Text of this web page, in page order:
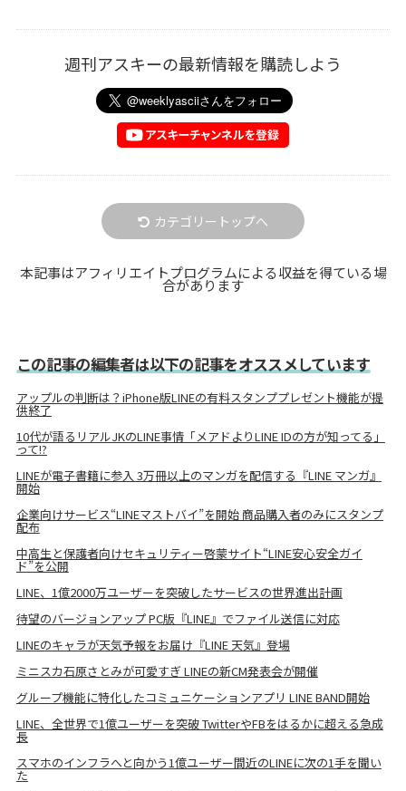
週刊アスキーの最新情報を購読しよう
カテゴリートップへ
本記事はアフィリエイトプログラムによる収益を得ている場
合があります
この記事の編集者は以下の記事をオススメしています
アップルの判断は？iPhone版LINEの有料スタンププレゼント機能が提
供終了
10代が語るリアルJKのLINE事情「メアドよりLINE IDの方が知ってる」
って!?
LINEが電子書籍に参入 3万冊以上のマンガを配信する『LINE マンガ』
開始
企業向けサービス“LINEマストバイ”を開始 商品購入者のみにスタンプ
配布
中高生と保護者向けセキュリティー啓蒙サイト“LINE安心安全ガイ
ド”を公開
LINE、1億2000万ユーザーを突破したサービスの世界進出計画
待望のバージョンアップ PC版『LINE』でファイル送信に対応
LINEのキャラが天気予報をお届け『LINE 天気』登場
ミニスカ石原さとみが可愛すぎ LINEの新CM発表会が開催
グループ機能に特化したコミュニケーションアプリ LINE BAND開始
LINE、全世界で1億ユーザーを突破 TwitterやFBをはるかに超える急成
長
スマホのインフラへと向かう1億ユーザー間近のLINEに次の1手を聞い
た